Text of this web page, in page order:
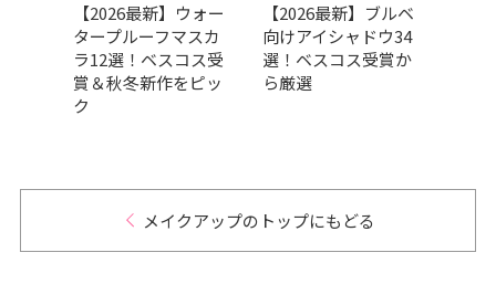
【2026最新】ウォー
タープルーフマスカ
ラ12選！ベスコス受
賞＆秋冬新作をピッ
ク
【2026最新】ブルベ
向けアイシャドウ34
選！ベスコス受賞か
ら厳選
メイクアップのトップにもどる